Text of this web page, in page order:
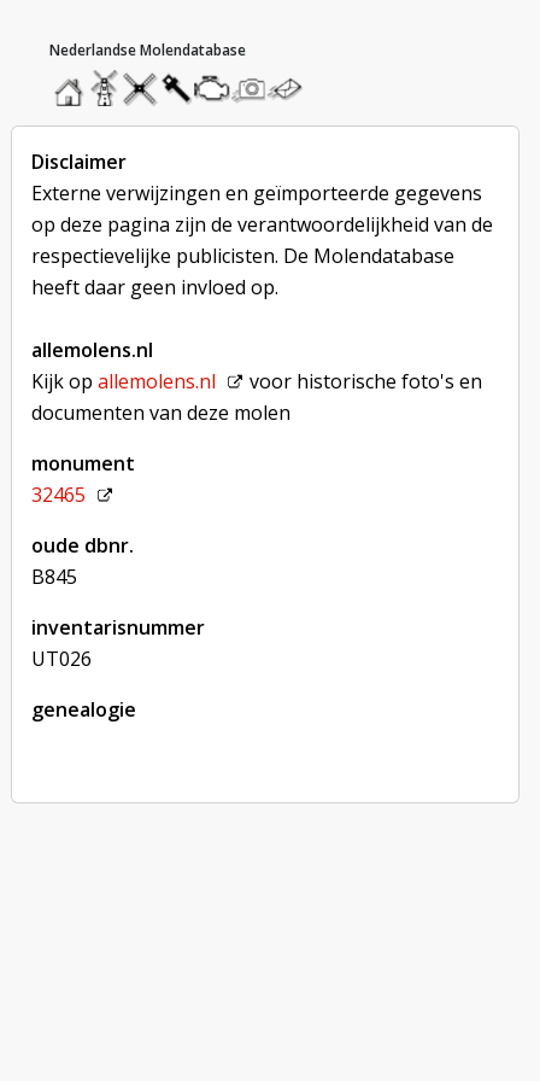
homemolendatabase
roedendatabase
assendatabase
motorendatabase
stuur
een
foto
stuur
een
bericht
Disclaimer
Externe verwijzingen en geïmporteerde gegevens
op deze pagina zijn de verantwoordelijkheid van de
respectievelijke publicisten. De Molendatabase
heeft daar geen invloed op.
allemolens.nl
Kijk op allemolens.nl
voor historische foto's en
documenten van deze molen
monument
32465
oude dbnr.
B845
inventarisnummer
UT026
genealogie